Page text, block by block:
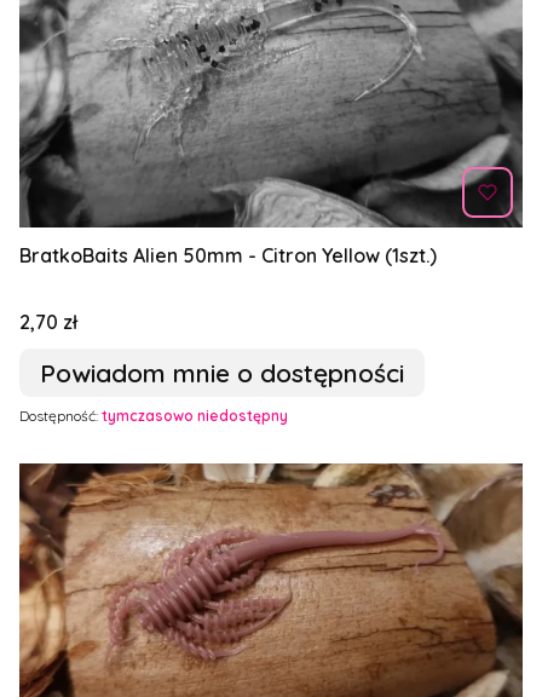
BratkoBaits Alien 50mm - Citron Yellow (1szt.)
Cena
2,70 zł
Powiadom mnie o dostępności
Dostępność: tymczasowo niedostępny